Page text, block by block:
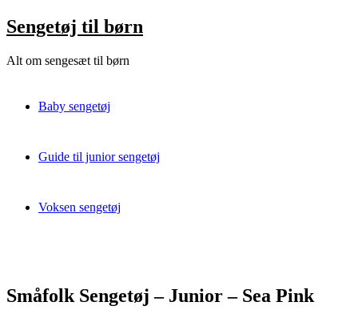
Skip
to
Sengetøj til børn
Alt om sengesæt til børn
Baby sengetøj
Guide til junior sengetøj
Voksen sengetøj
Småfolk Sengetøj – Junior – Sea Pink